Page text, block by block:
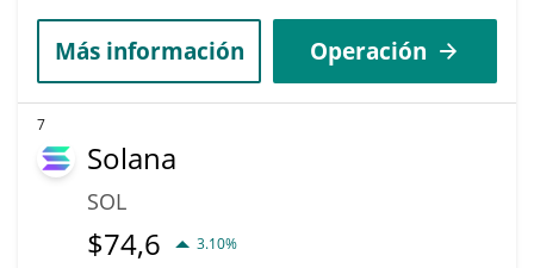
Más información Operación
7
Solana
SOL
$74,6 3.10%